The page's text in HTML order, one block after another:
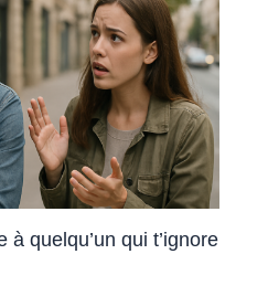
quelqu’un qui t’ignore